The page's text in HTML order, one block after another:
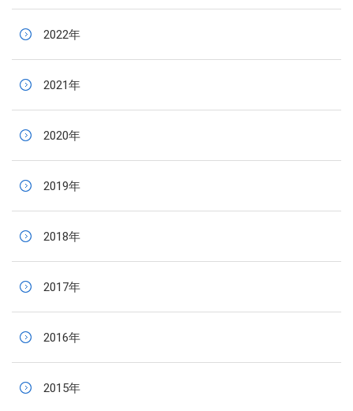
2022年
2021年
2020年
2019年
2018年
2017年
2016年
2015年